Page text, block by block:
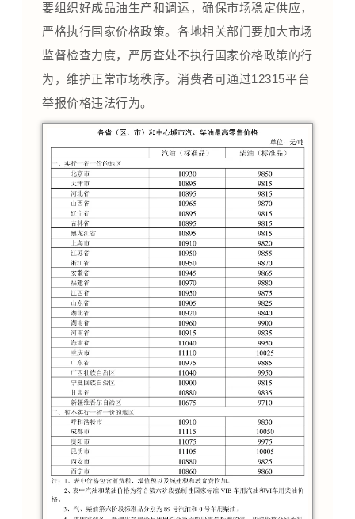
要组织好成品油生产和调运，确保市场稳定供应，
严格执行国家价格政策。各地相关部门要加大市场
监督检查力度，严厉查处不执行国家价格政策的行
为，维护正常市场秩序。消费者可通过12315平台
举报价格违法行为。